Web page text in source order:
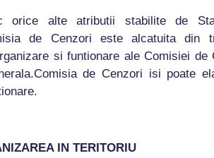
orice alte atributii stabilite de
de Cenzori este alcatuita din
si funtionare ale Comisiei de
de Cenzori isi poate
IN TERITORIU